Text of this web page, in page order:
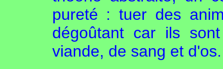
pureté : tuer des
dégoûtant car ils
viande, de sang et d'os.